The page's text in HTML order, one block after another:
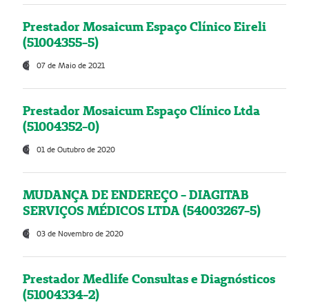
Prestador Mosaicum Espaço Clínico Eireli
(51004355-5)
07 de Maio de 2021
Prestador Mosaicum Espaço Clínico Ltda
(51004352-0)
01 de Outubro de 2020
MUDANÇA DE ENDEREÇO - DIAGITAB
SERVIÇOS MÉDICOS LTDA (54003267-5)
03 de Novembro de 2020
Prestador Medlife Consultas e Diagnósticos
(51004334-2)